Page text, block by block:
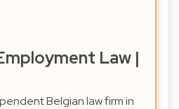
Law |
Belgian law firm in